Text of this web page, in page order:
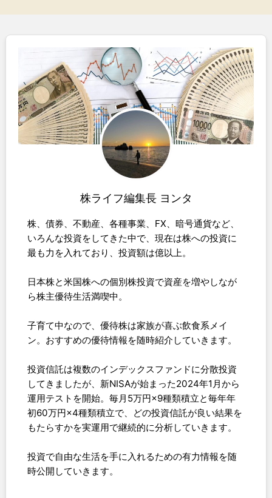
株ライフ編集長 ヨンタ
株、債券、不動産、各種事業、FX、暗号通貨など、
いろんな投資をしてきた中で、現在は株への投資に
最も力を入れており、投資額は億以上。
日本株と米国株への個別株投資で資産を増やしなが
ら株主優待生活満喫中。
子育て中なので、優待株は家族が喜ぶ飲食系メイ
ン。おすすめの優待情報を随時紹介していきます。
投資信託は複数のインデックスファンドに分散投資
してきましたが、新NISAが始まった2024年1月から
運用テストを開始。毎月5万円×9種類積立と毎年年
初60万円×4種類積立で、どの投資信託が良い結果を
もたらすかを実運用で継続的に分析していきます。
投資で自由な生活を手に入れるための有力情報を随
時公開していきます。